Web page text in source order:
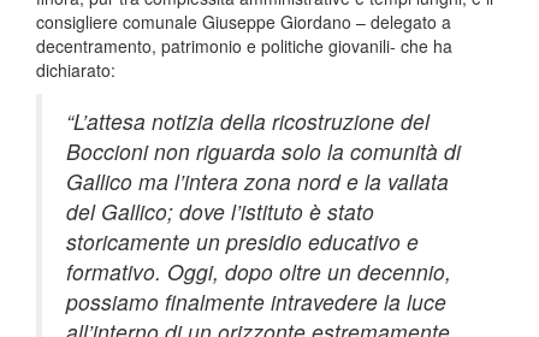
consigliere comunale Giuseppe Giordano – delegato a
decentramento, patrimonio e politiche giovanili- che ha
dichiarato:
“L’attesa notizia della ricostruzione del
Boccioni non riguarda solo la comunità di
Gallico ma l’intera zona nord e la vallata
del Gallico; dove l’istituto è stato
storicamente un presidio educativo e
formativo. Oggi, dopo oltre un decennio,
possiamo finalmente intravedere la luce